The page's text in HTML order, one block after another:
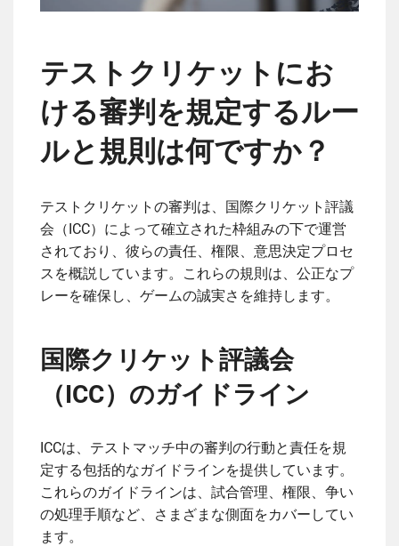
テストクリケットにお
ける審判を規定するルー
ルと規則は何ですか？
テストクリケットの審判は、国際クリケット評議
会（ICC）によって確立された枠組みの下で運営
されており、彼らの責任、権限、意思決定プロセ
スを概説しています。これらの規則は、公正なプ
レーを確保し、ゲームの誠実さを維持します。
国際クリケット評議会
（ICC）のガイドライン
ICCは、テストマッチ中の審判の行動と責任を規
定する包括的なガイドラインを提供しています。
これらのガイドラインは、試合管理、権限、争い
の処理手順など、さまざまな側面をカバーしてい
ます。